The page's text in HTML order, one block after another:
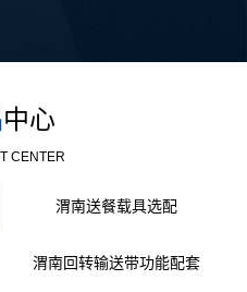
中心
CENTER
渭南送餐载具选配
渭南回转输送带功能配套